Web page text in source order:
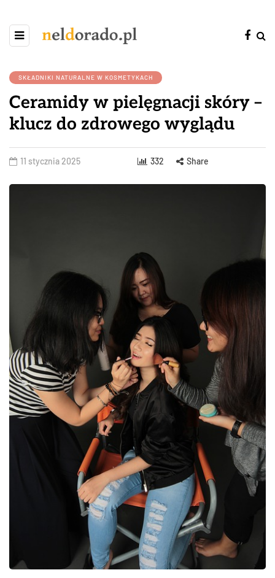
SKŁADNIKI NATURALNE W KOSMETYKACH
Ceramidy w pielęgnacji skóry –
klucz do zdrowego wyglądu
11 stycznia 2025 332 Share